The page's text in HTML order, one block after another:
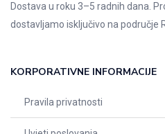
Dostava u roku 3–5 radnih dana.
dostavljamo isključivo na područje
KORPORATIVNE INFORMACIJE
Pravila privatnosti